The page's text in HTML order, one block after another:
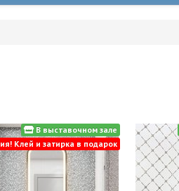
В выставочном зале
Клей и затирка в подарок